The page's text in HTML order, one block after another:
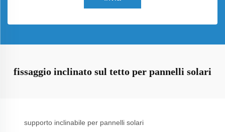
fissaggio inclinato sul tetto per pannelli solari
supporto inclinabile per pannelli solari